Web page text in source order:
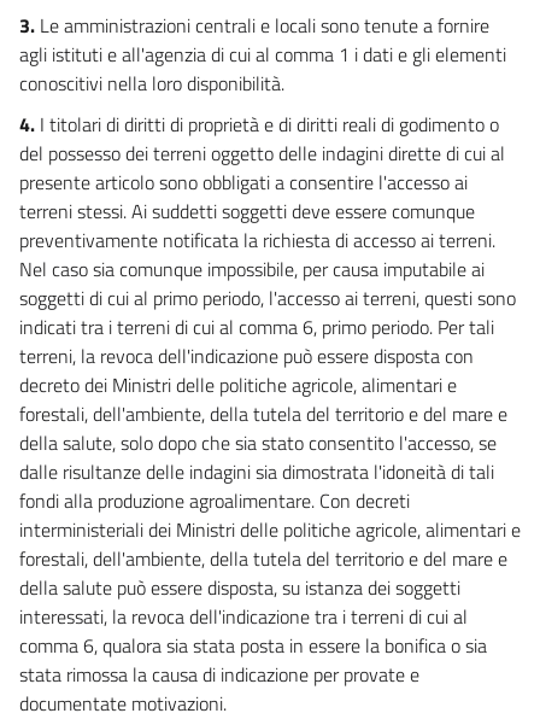
3. Le amministrazioni centrali e locali sono tenute a fornire
agli istituti e all'agenzia di cui al comma 1 i dati e gli elementi
conoscitivi nella loro disponibilità.
4. I titolari di diritti di proprietà e di diritti reali di godimento o
del possesso dei terreni oggetto delle indagini dirette di cui al
presente articolo sono obbligati a consentire l'accesso ai
terreni stessi. Ai suddetti soggetti deve essere comunque
preventivamente notificata la richiesta di accesso ai terreni.
Nel caso sia comunque impossibile, per causa imputabile ai
soggetti di cui al primo periodo, l'accesso ai terreni, questi sono
indicati tra i terreni di cui al comma 6, primo periodo. Per tali
terreni, la revoca dell'indicazione può essere disposta con
decreto dei Ministri delle politiche agricole, alimentari e
forestali, dell'ambiente, della tutela del territorio e del mare e
della salute, solo dopo che sia stato consentito l'accesso, se
dalle risultanze delle indagini sia dimostrata l'idoneità di tali
fondi alla produzione agroalimentare. Con decreti
interministeriali dei Ministri delle politiche agricole, alimentari e
forestali, dell'ambiente, della tutela del territorio e del mare e
della salute può essere disposta, su istanza dei soggetti
interessati, la revoca dell'indicazione tra i terreni di cui al
comma 6, qualora sia stata posta in essere la bonifica o sia
stata rimossa la causa di indicazione per provate e
documentate motivazioni.